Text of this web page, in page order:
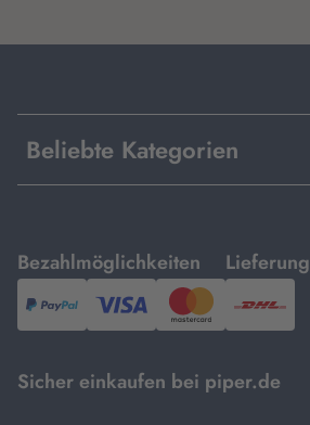
Beliebte Kategorien
Bezahlmöglichkeiten
mit
PayPal,Visa
und
Lieferung
mit
DHL.
Sicher einkaufen bei piper.de